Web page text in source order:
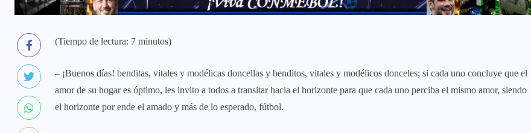
(Tiempo de lectura: 7 minutos)
– ¡Buenos días! benditas, vitales y modélicas doncellas y benditos, vitales y modélicos donceles; si cada uno concluye que el
amor de su hogar es óptimo, les invito a todos a transitar hacia el horizonte para que cada uno perciba el mismo amor, siendo
el horizonte por ende el amado y más de lo esperado, fútbol.